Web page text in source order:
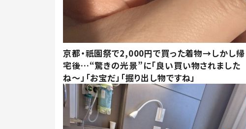
京都・祇園祭で2,000円で買った着物→しかし帰
宅後…“驚きの光景”に「良い買い物されました
ね～」「お宝だ」「掘り出し物ですね」